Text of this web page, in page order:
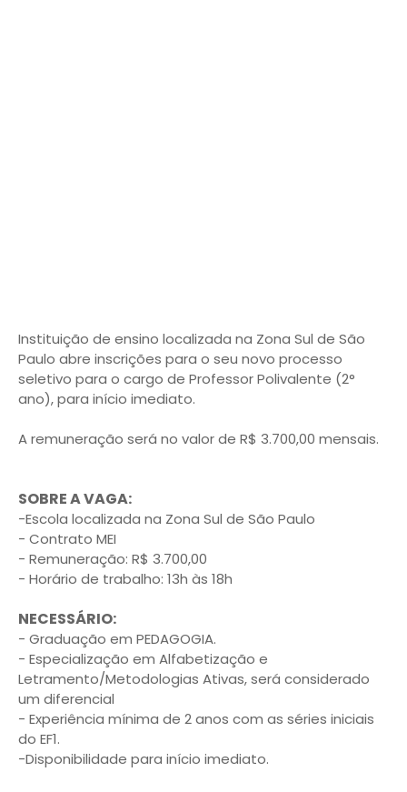
Instituição de ensino localizada na Zona Sul de São
Paulo abre inscrições para o seu novo processo
seletivo para o cargo de Professor Polivalente (2°
ano), para início imediato.
A remuneração será no valor de R$ 3.700,00 mensais.
SOBRE A VAGA:
-Escola localizada na Zona Sul de São Paulo
- Contrato MEI
- Remuneração: R$ 3.700,00
- Horário de trabalho: 13h às 18h
NECESSÁRIO:
- Graduação em PEDAGOGIA.
- Especialização em Alfabetização e
Letramento/Metodologias Ativas, será considerado
um diferencial
- Experiência mínima de 2 anos com as séries iniciais
do EF1.
-Disponibilidade para início imediato.